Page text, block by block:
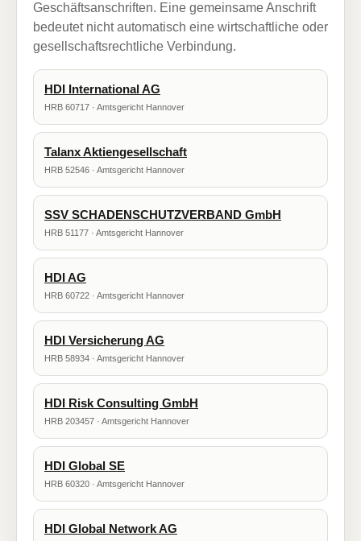
Geschäftsanschriften. Eine gemeinsame Anschrift
bedeutet nicht automatisch eine wirtschaftliche oder
gesellschaftsrechtliche Verbindung.
HDI International AG
HRB 60717 · Amtsgericht Hannover
Talanx Aktiengesellschaft
HRB 52546 · Amtsgericht Hannover
SSV SCHADENSCHUTZVERBAND GmbH
HRB 51177 · Amtsgericht Hannover
HDI AG
HRB 60722 · Amtsgericht Hannover
HDI Versicherung AG
HRB 58934 · Amtsgericht Hannover
HDI Risk Consulting GmbH
HRB 203457 · Amtsgericht Hannover
HDI Global SE
HRB 60320 · Amtsgericht Hannover
HDI Global Network AG